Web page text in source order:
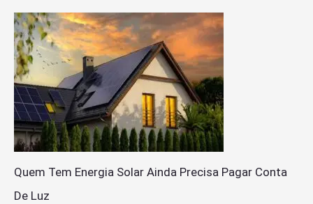
Quem Tem Energia Solar Ainda Precisa Pagar Conta
De Luz